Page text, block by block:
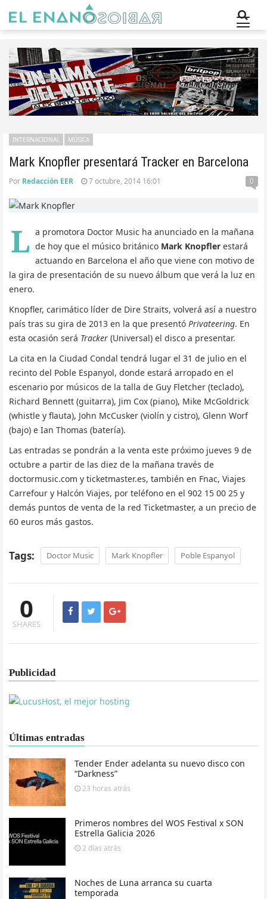
Mark Knopfler presentará Tracker en Barcelona
INTERNACIONAL MÚSICA
Por Redacción EER 7 octubre, 2014 16:01 0
L a promotora Doctor Music ha anunciado en la mañana
de hoy que el músico británico Mark Knopfler estará
actuando en Barcelona el año que viene con motivo de
la gira de presentación de su nuevo álbum que verá la luz en
enero.
Knopfler, carimático líder de Dire Straits, volverá así a nuestro
país tras su gira de 2013 en la que presentó Privateering. En
esta ocasión será Tracker (Universal) el disco a presentar.
La cita en la Ciudad Condal tendrá lugar el 31 de julio en el
recinto del Poble Espanyol, donde estará arropado en el
escenario por músicos de la talla de Guy Fletcher (teclado),
Richard Bennett (guitarra), Jim Cox (piano), Mike McGoldrick
(whistle y flauta), John McCusker (violín y cistro), Glenn Worf
(bajo) e Ian Thomas (batería).
Las entradas se pondrán a la venta este próximo jueves 9 de
octubre a partir de las diez de la mañana través de
doctormusic.com y ticketmaster.es, también en Fnac, Viajes
Carrefour y Halcón Viajes, por teléfono en el 902 15 00 25 y
demás puntos de venta de la red Ticketmaster, a un precio de
60 euros más gastos.
Tags: Doctor Music Mark Knopfler Poble Espanyol
0
SHARES
Publicidad
Últimas entradas
Tender Ender adelanta su nuevo disco con
“Darkness”
23 horas atrás
Primeros nombres del WOS Festival x SON
Estrella Galicia 2026
2 días atrás
Noches de Luna arranca su cuarta
temporada